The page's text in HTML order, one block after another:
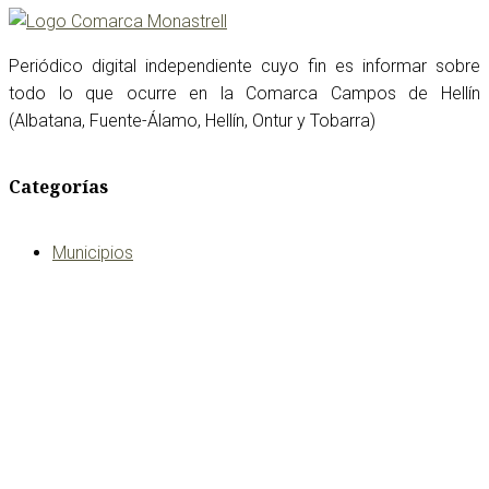
Periódico digital independiente cuyo fin es informar sobre
todo lo que ocurre en la Comarca Campos de Hellín
(Albatana, Fuente-Álamo, Hellín, Ontur y Tobarra)
Categorías
Municipios